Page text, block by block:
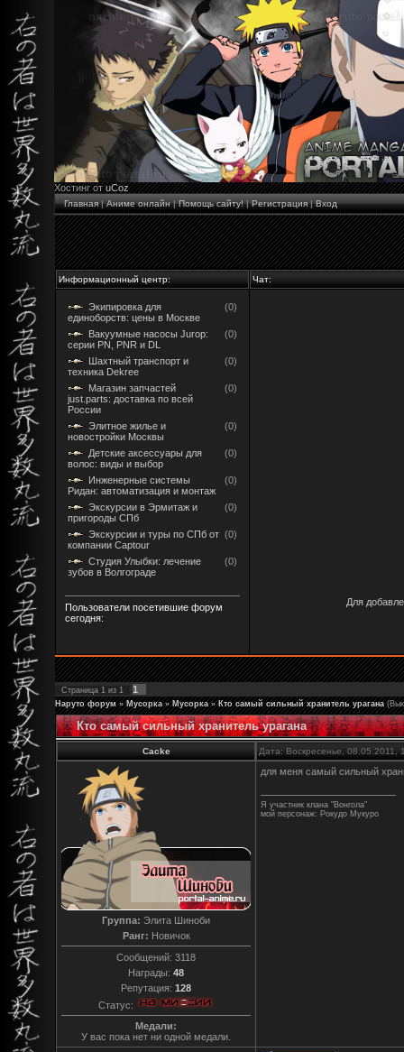
Хостинг отuCoz
Главная|Аниме онлайн|Помощь сайту!|Регистрация|Вход
Информационный центр: Чат:
Экипировка для
единоборств: цены в Москве
(0)
Вакуумные насосы Jurop:
серии PN, PNR и DL
(0)
Шахтный транспорт и
техника Dekree
(0)
Магазин запчастей
just.parts: доставка по всей
России
(0)
Элитное жилье и
новостройки Москвы
(0)
Детские аксессуары для
волос: виды и выбор
(0)
Инженерные системы
Ридан: автоматизация и монтаж
(0)
Экскурсии в Эрмитаж и
пригороды СПб
(0)
Экскурсии и туры по СПб от
компании Captour
(0)
Студия Улыбки: лечение
зубов в Волгограде
(0)
Пользователи посетившие форум
сегодня:
Для
Страница 1 из 1 1
Наруто форум » Мусорка » Мусорка » Кто самый сильный хранитель урагана
Кто самый сильный хранитель урагана
Cacke Дата: Воскресенье,
Группа: Элита Шиноби
Ранг: Новичок
Сообщений: 3118
Награды: 48
Репутация: 128
Статус:
Медали:
У вас пока нет ни одной медали.
для меня самый сильный
Я участник клана "Вонгола"
мой персонаж: Рокудо Мукуро